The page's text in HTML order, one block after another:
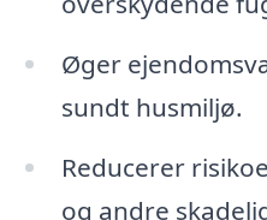
Øger
sundt husmiljø.
Reducerer
og andre